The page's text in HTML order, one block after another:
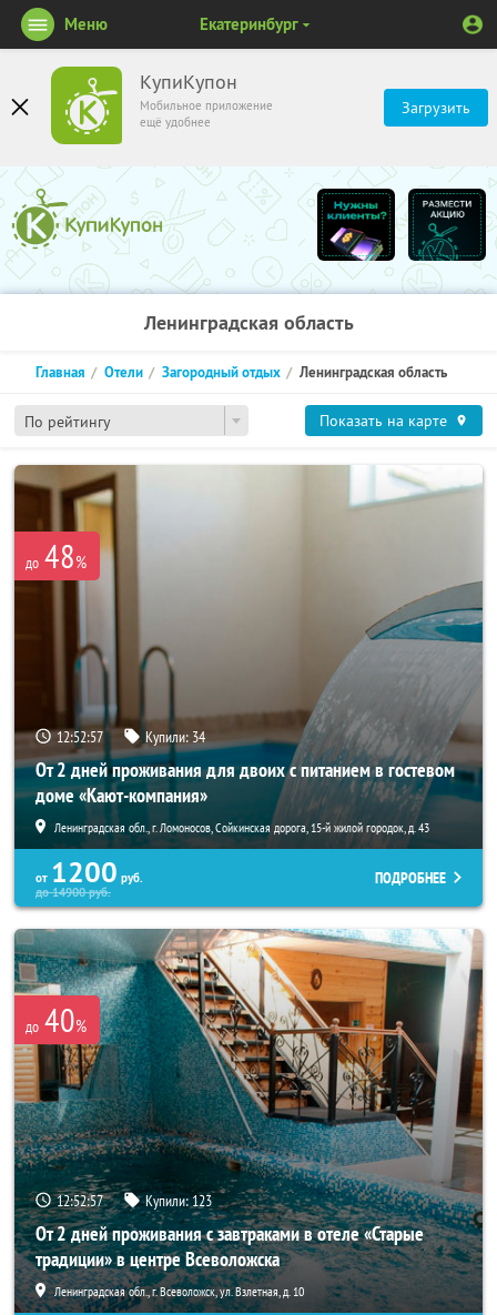
КупиКупон
Мобильное приложение
ещё удобнее
Загрузить
Меню Екатеринбург
Ленинградская область
По рейтингу
Главная Отели Загородный отдых Ленинградская область
Показать на карте
до 48%
12:52:57 Купили: 34
От 2 дней проживания для двоих с питанием в гостевом
доме «Кают-компания»
Ленинградская обл., г. Ломоносов, Сойкинская дорога, 15-й жилой городок, д. 43
от 1200 руб.
до14900руб.
ПОДРОБНЕЕ
до 40%
12:52:57 Купили:123
От 2 дней проживания с завтраками в отеле «Старые
традиции» в центре Всеволожска
Ленинградская обл., г. Всеволожск, ул. Взлетная, д. 10